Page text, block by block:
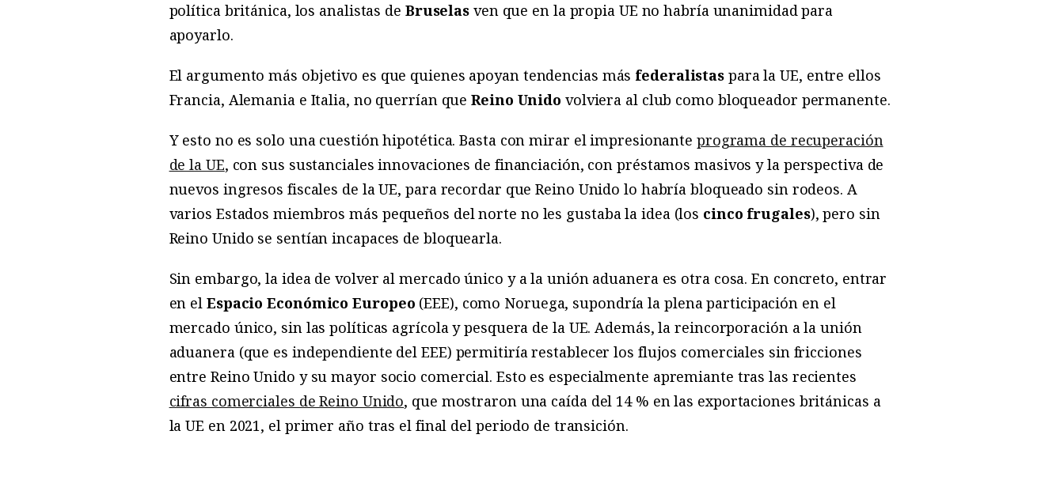
política británica, los analistas de Bruselas ven que en la propia UE no habría unanimidad para
apoyarlo.
El argumento más objetivo es que quienes apoyan tendencias más federalistas para la UE, entre ellos
Francia, Alemania e Italia, no querrían queReino Unido volviera al club como bloqueador permanente.
Y esto no es solo una cuestión hipotética. Basta con mirar el impresionante programa de recuperación
de la UE, con sus sustanciales innovaciones de financiación, con préstamos masivos y la perspectiva de
nuevos ingresos fiscales de la UE, para recordar que Reino Unido lo habría bloqueado sin rodeos. A
varios Estados miembros más pequeños del norte no les gustaba la idea (los cinco frugales), pero sin
Reino Unido se sentían incapaces de bloquearla.
Sin embargo, la idea de volver al mercado único y a la unión aduanera es otra cosa. En concreto, entrar
en el Espacio Económico Europeo (EEE), como Noruega, supondría la plena participación en el
mercado único, sin las políticas agrícola y pesquera de la UE. Además, la reincorporación a la unión
aduanera (que es independiente del EEE) permitiría restablecer los flujos comerciales sin fricciones
entre Reino Unido y su mayor socio comercial. Esto es especialmente apremiante tras las recientes
cifras comerciales de Reino Unido, que mostraron una caída del 14 % en las exportaciones británicas a
la UE en 2021, el primer año tras el final del periodo de transición.